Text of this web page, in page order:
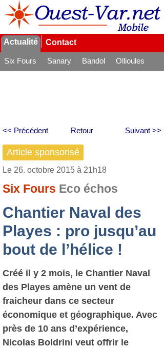
Actualité Contact
Six Fours Sanary Bandol
Ollioules
Retour
<< Précédent Suivant >>
Article sponsorisé
Le 26. octobre 2015 à 21h18
Six Fours Eco échos
Chantier Naval des
Playes : pro jusqu’au
bout de l’hélice !
Créé il y 2 mois, le Chantier Naval
des Playes amène un vent de
fraicheur dans ce secteur
économique et géographique. Avec
près de 10 ans d’expérience,
Nicolas Boldrini veut offrir le